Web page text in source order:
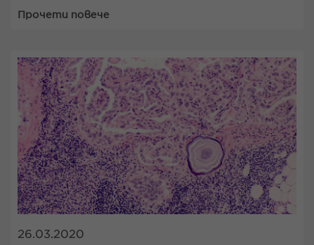
Прочети повече
26.03.2020